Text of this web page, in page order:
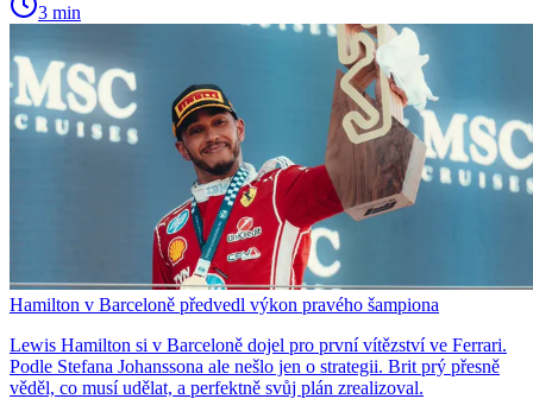
3 min
Hamilton v Barceloně předvedl výkon pravého šampiona
Lewis Hamilton si v Barceloně dojel pro první vítězství ve Ferrari.
Podle Stefana Johanssona ale nešlo jen o strategii. Brit prý přesně
věděl, co musí udělat, a perfektně svůj plán zrealizoval.